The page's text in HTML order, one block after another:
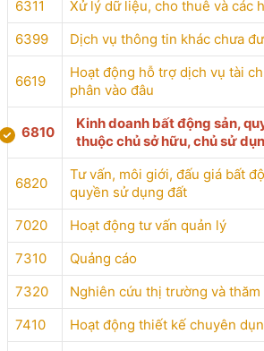
6311
Xử lý dữ liệu, cho thuê và các
6399
Dịch vụ thông tin khác chưa
6619
Hoạt động hỗ trợ dịch vụ tài
phân vào đâu
6810
Kinh doanh bất động sản,
thuộc chủ sở hữu, chủ sử
6820
Tư vấn, môi giới, đấu giá bất
quyền sử dụng đất
7020
Hoạt động tư vấn quản lý
7310
Quảng cáo
7320
Nghiên cứu thị trường và thăm
7410
Hoạt động thiết kế chuyên